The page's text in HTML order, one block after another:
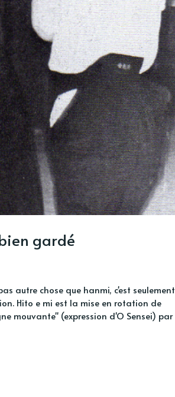
gardé
autre chose que hanmi, c'est seulement
Hito e mi est la mise en rotation de
mouvante" (expression d'O Sensei) par